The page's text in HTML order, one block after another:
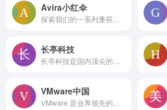
Avira小红伞
长亭科技
VMware中国